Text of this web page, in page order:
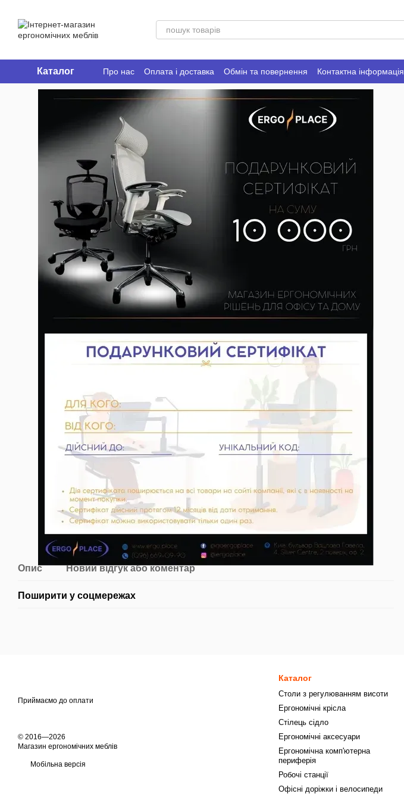
Каталог Про нас Оплата і доставка Обмін та повернення Контактна інформація
Ergo Place Club
Опис Новий відгук або коментар
Поширити у соцмережах
Приймаємо до оплати
© 2016—2026
Магазин ергономічних меблів
Мобільна версія
Каталог
Столи з регулюванням висоти
Ергономічні крісла
Стілець сідло
Ергономічні аксесуари
Ергономічна комп'ютерна
периферія
Робочі станції
Офісні доріжки і велосипеди